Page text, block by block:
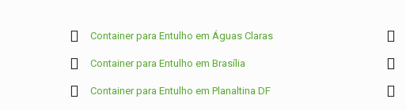
Container para Entulho em Águas Claras
Container para Entulho em Brasília
Container para Entulho em Planaltina DF